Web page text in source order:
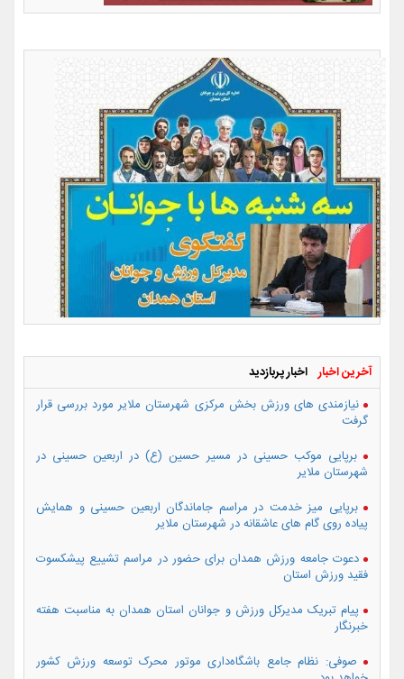
آخرین اخبار اخبار پربازدید
نیازمندی های ورزش بخش مرکزی شهرستان ملایر مورد بررسی قرار
گرفت
برپایی موکب حسینی در مسیر حسین (ع) در اربعین حسینی در
شهرستان ملایر
برپایی میز خدمت در مراسم جاماندگان اربعین حسینی و همایش
پیاده روی گام های عاشقانه در شهرستان ملایر
دعوت جامعه ورزش همدان برای حضور در مراسم تشییع پیشکسوت
فقید ورزش استان
پیام تبریک مدیرکل ورزش و جوانان استان همدان به مناسبت هفته
خبرنگار
صوفی: نظام جامع باشگاه‌داری موتور محرک توسعه ورزش کشور